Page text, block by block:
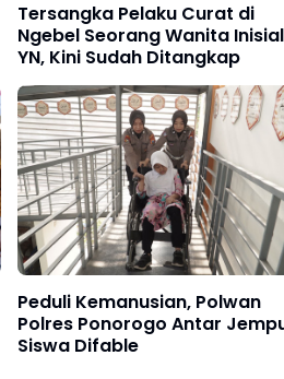
Tersangka Pelaku Curat di
Ngebel Seorang Wanita Inisial
YN, Kini Sudah Ditangkap
Peduli Kemanusian, Polwan
Polres Ponorogo Antar
Siswa Difable